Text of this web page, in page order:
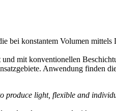
konstantem Volumen
mit konventionellen
Anwendung finden
light, flexible and